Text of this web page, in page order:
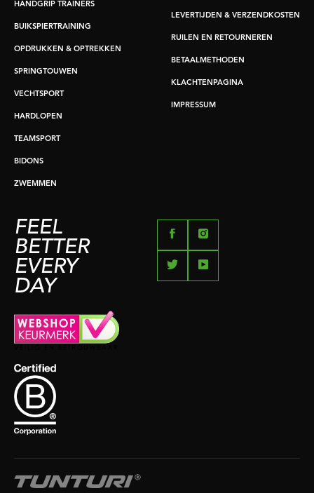
HANDGRIP TRAINERS
BUIKSPIERTRAINING
OPDRUKKEN & OPTREKKEN
SPRINGTOUWEN
VECHTSPORT
HARDLOPEN
TEAMSPORT
BIDONS
ZWEMMEN
LEVERTIJDEN & VERZENDKOSTEN
RUILEN EN RETOURNEREN
BETAALMETHODEN
KLACHTENPAGINA
IMPRESSUM
FEEL
BETTER
EVERY
DAY